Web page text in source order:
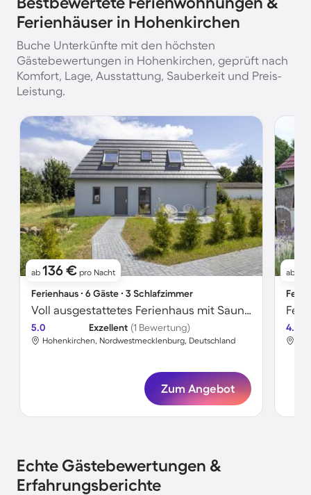
Ferienhäuser in Hohenkirchen
Buche Unterkünfte mit den höchsten
Gästebewertungen in Hohenkirchen, geprüft nach
Komfort, Lage, Ausstattung, Sauberkeit und Preis-
Leistung.
ab 136 € pro Nacht
Ferienhaus ∙ 6 Gäste ∙ 3 Schlafzimmer
Voll ausgestattetes Ferienhaus mit Sauna, Garten und Terrasse | Haustierfreundlich
5.0 Exzellent (1 Bewertung)
Hohenkirchen, Nordwestmecklenburg, Deutschland
Zum Angebot
ab
4.6
Echte Gästebewertungen &
Erfahrungsberichte